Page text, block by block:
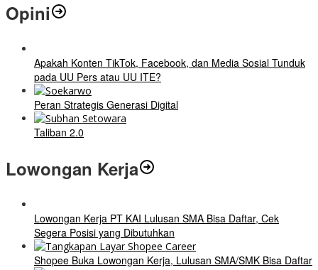
Opini
Apakah Konten TikTok, Facebook, dan Media Sosial Tunduk
pada UU Pers atau UU ITE?
Peran Strategis Generasi Digital
Taliban 2.0
Lowongan Kerja
Lowongan Kerja PT KAI Lulusan SMA Bisa Daftar, Cek
Segera Posisi yang Dibutuhkan
Shopee Buka Lowongan Kerja, Lulusan SMA/SMK Bisa Daftar